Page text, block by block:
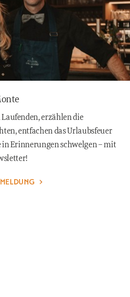
erzählen die
entfachen das Urlaubsfeuer
in Erinnerungen schwelgen – mit